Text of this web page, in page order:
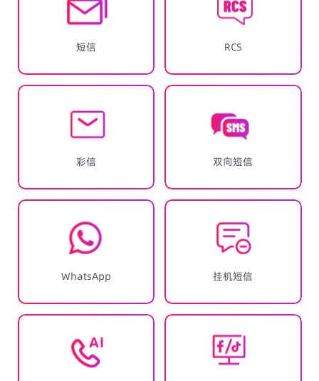
短信 RCS
彩信 双向短信
WhatsApp 挂机短信